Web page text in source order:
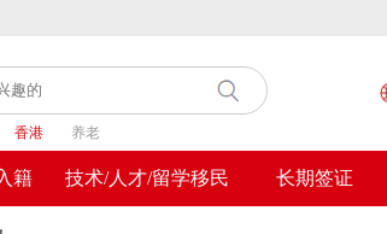
香港 养老
籍 技术/人才/留学移民 长期签证